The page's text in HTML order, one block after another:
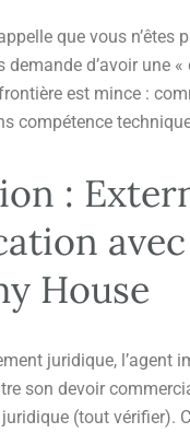
que vous n’êtes
demande d’avoir une
est mince :
compétence
:
avec
House
juridique, l’agent
son devoir
(tout vérifier).